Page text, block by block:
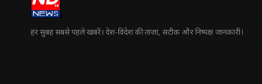
हर सुबह सबसे पहले खबरें। देश-विदेश की ताज़ा, सटीक और निष्पक्ष जानकारी।